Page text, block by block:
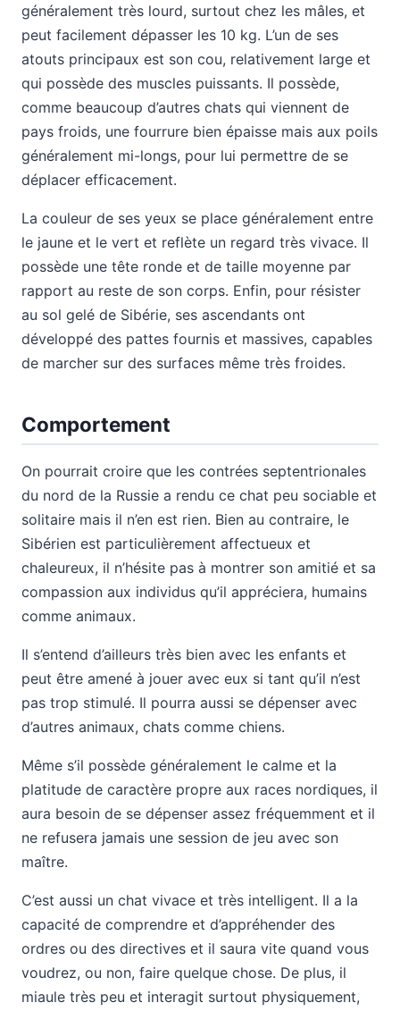
généralement très lourd, surtout chez les mâles, et
peut facilement dépasser les 10 kg. L’un de ses
atouts principaux est son cou, relativement large et
qui possède des muscles puissants. Il possède,
comme beaucoup d’autres chats qui viennent de
pays froids, une fourrure bien épaisse mais aux poils
généralement mi-longs, pour lui permettre de se
déplacer efficacement.
La couleur de ses yeux se place généralement entre
le jaune et le vert et reflète un regard très vivace. Il
possède une tête ronde et de taille moyenne par
rapport au reste de son corps. Enfin, pour résister
au sol gelé de Sibérie, ses ascendants ont
développé des pattes fournis et massives, capables
de marcher sur des surfaces même très froides.
Comportement
On pourrait croire que les contrées septentrionales
du nord de la Russie a rendu ce chat peu sociable et
solitaire mais il n’en est rien. Bien au contraire, le
Sibérien est particulièrement affectueux et
chaleureux, il n’hésite pas à montrer son amitié et sa
compassion aux individus qu’il appréciera, humains
comme animaux.
Il s’entend d’ailleurs très bien avec les enfants et
peut être amené à jouer avec eux si tant qu’il n’est
pas trop stimulé. Il pourra aussi se dépenser avec
d’autres animaux, chats comme chiens.
Même s’il possède généralement le calme et la
platitude de caractère propre aux races nordiques, il
aura besoin de se dépenser assez fréquemment et il
ne refusera jamais une session de jeu avec son
maître.
C’est aussi un chat vivace et très intelligent. Il a la
capacité de comprendre et d’appréhender des
ordres ou des directives et il saura vite quand vous
voudrez, ou non, faire quelque chose. De plus, il
miaule très peu et interagit surtout physiquement,